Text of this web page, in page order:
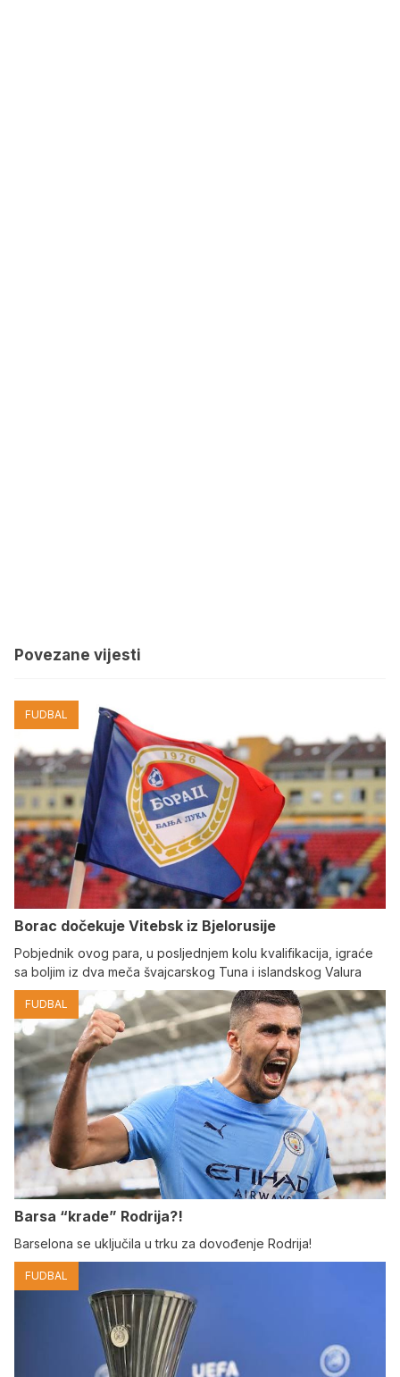
Povezane vijesti
FUDBAL
Borac dočekuje Vitebsk iz Bjelorusije
Pobjednik ovog para, u posljednjem kolu kvalifikacija, igraće
sa boljim iz dva meča švajcarskog Tuna i islandskog Valura
FUDBAL
Barsa “krade” Rodrija?!
Barselona se uključila u trku za dovođenje Rodrija!
FUDBAL